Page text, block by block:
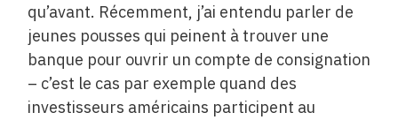
qu’avant. Récemment, j’ai entendu parler de
jeunes pousses qui peinent à trouver une
banque pour ouvrir un compte de consignation
– c’est le cas par exemple quand des
investisseurs américains participent au